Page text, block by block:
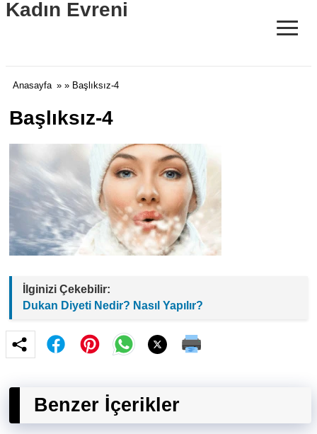
Kadın Evreni ≡
Anasayfa » » Başlıksız-4
Başlıksız-4
İlginizi Çekebilir:
Dukan Diyeti Nedir? Nasıl Yapılır?
Benzer İçerikler